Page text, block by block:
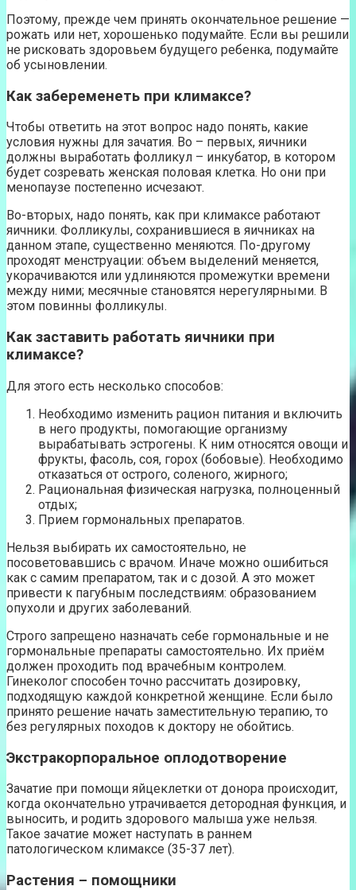
Поэтому, прежде чем принять окончательное решение —
рожать или нет, хорошенько подумайте. Если вы решили
не рисковать здоровьем будущего ребенка, подумайте
об усыновлении.
Как забеременеть при климаксе?
Чтобы ответить на этот вопрос надо понять, какие
условия нужны для зачатия. Во – первых, яичники
должны выработать фолликул – инкубатор, в котором
будет созревать женская половая клетка. Но они при
менопаузе постепенно исчезают.
Во-вторых, надо понять, как при климаксе работают
яичники. Фолликулы, сохранившиеся в яичниках на
данном этапе, существенно меняются. По-другому
проходят менструации: объем выделений меняется,
укорачиваются или удлиняются промежутки времени
между ними; месячные становятся нерегулярными. В
этом повинны фолликулы.
Как заставить работать яичники при
климаксе?
Для этого есть несколько способов:
Необходимо изменить рацион питания и включить
в него продукты, помогающие организму
вырабатывать эстрогены. К ним относятся овощи и
фрукты, фасоль, соя, горох (бобовые). Необходимо
отказаться от острого, соленого, жирного;
Рациональная физическая нагрузка, полноценный
отдых;
Прием гормональных препаратов.
Нельзя выбирать их самостоятельно, не
посоветовавшись с врачом. Иначе можно ошибиться
как с самим препаратом, так и с дозой. А это может
привести к пагубным последствиям: образованием
опухоли и других заболеваний.
Строго запрещено назначать себе гормональные и не
гормональные препараты самостоятельно. Их приём
должен проходить под врачебным контролем.
Гинеколог способен точно рассчитать дозировку,
подходящую каждой конкретной женщине. Если было
принято решение начать заместительную терапию, то
без регулярных походов к доктору не обойтись.
Экстракорпоральное оплодотворение
Зачатие при помощи яйцеклетки от донора происходит,
когда окончательно утрачивается детородная функция, и
выносить, и родить здорового малыша уже нельзя.
Такое зачатие может наступать в раннем
патологическом климаксе (35-37 лет).
Растения – помощники